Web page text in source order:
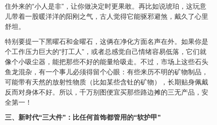
住外来的“小人是非”，让你做决定时更果敢。再比如说琥珀，这玩意
儿带着一股暖洋洋的阳刚之气，古人觉得它能驱邪避煞，戴久了心里
舒坦。
特别要提一下黑曜石和金曜石，这俩在净化方面名声在外。如果你是
个工作压力巨大的“打工人”，或者总感觉自己情绪容易低落，它们就
像个小吸尘器，能把那些不好的能量给吸走。不过，市场上这些石头
鱼龙混杂，有一个事儿必须得留个心眼：有些来历不明的矿物制品，
可能带有天然的放射性物质（比如某些含钍的矿物），长期贴身佩戴
反而对身体不好。所以，千万别图便宜买那些路边摊的三无产品，安
全第一！
三、新时代“三大件”：比任何首饰都管用的“软护甲”